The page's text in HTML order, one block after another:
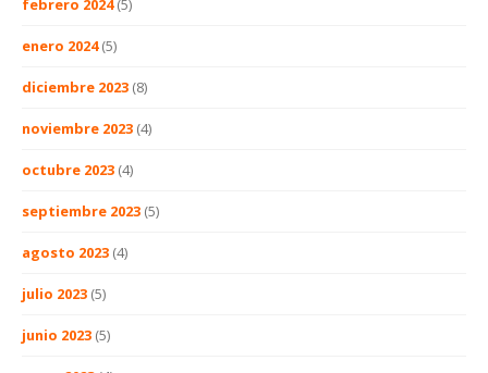
febrero 2024(5)
enero 2024(5)
diciembre 2023 (8)
noviembre 2023 (4)
octubre 2023 (4)
septiembre 2023 (5)
agosto 2023 (4)
julio 2023 (5)
junio 2023 (5)